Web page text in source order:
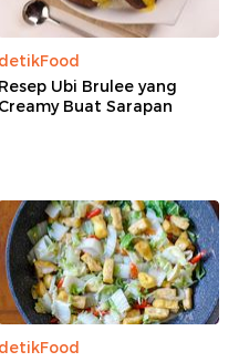
detikFood
Resep Ubi Brulee yang
Creamy Buat Sarapan
detikFood